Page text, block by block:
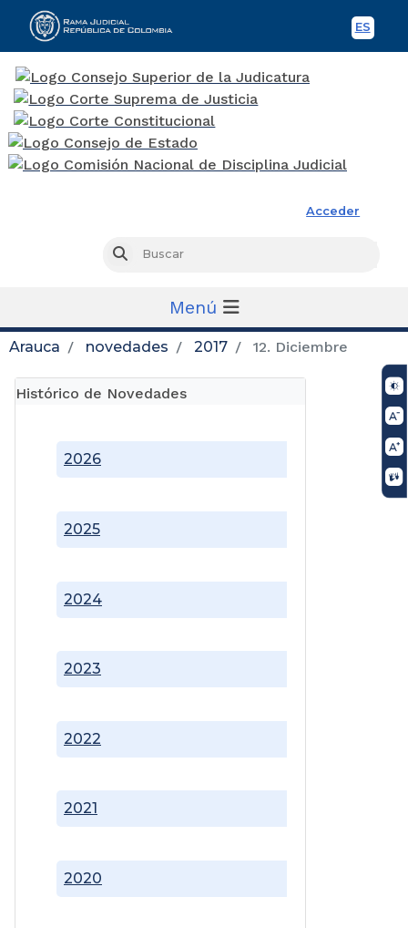
ES
Acceder
Buscar
Menú
Arauca novedades 2017 12. Diciembre
Histórico de Novedades
2020
2021
2022
2023
2024
2025
2026